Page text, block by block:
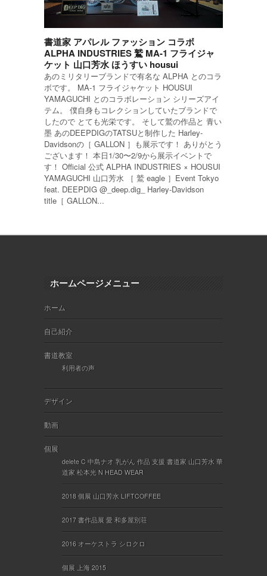
書道家 アパレル ファッション コラボ
ALPHA INDUSTRIES 鷲 MA-1 フライジャ
ケット 山口芳水 ほうすい housui
あのミリタリーブランドで有名な ALPHA とのコラ
ボです。 MA-1 フライジャケット HOUSUI
YAMAGUCHI とのコラボレーション シリーズアイ
テム。 僕自身もコレクションしていたブランドで
したので とても光栄です。 そして鷲の作品と 青い
墨 あのDEEPDIGのTATSUと制作した Harley-
Davidsonの［ GALLON ］も展示です！ ありがとう
ございます！ 本日1/30〜2/9から展示イベントで
す！ Official 公式 ALPHA INDUSTRIES × HOUSUI
YAMAGUCHI 山口芳水 ［ 鷲 eagle ］Event Tokyo
feat. DEEPDIG @_deep.dig_ Harley-Davidson
title［ GALLON...
ホームページメニュー
ホーム
自己紹介
書道教室
利用者の声
デザイン
動画
個展
delete C 中島ナオ 乳がん 作品 支援 書道家 山口芳水 華
道家 松本光 N HEAD WEAR
2018 個展 山口芳水 LIFTCOFFEE
2017 書作品展 愛 和多屋別荘
2016 オーケストラ シロクロ
個展 上海 2015